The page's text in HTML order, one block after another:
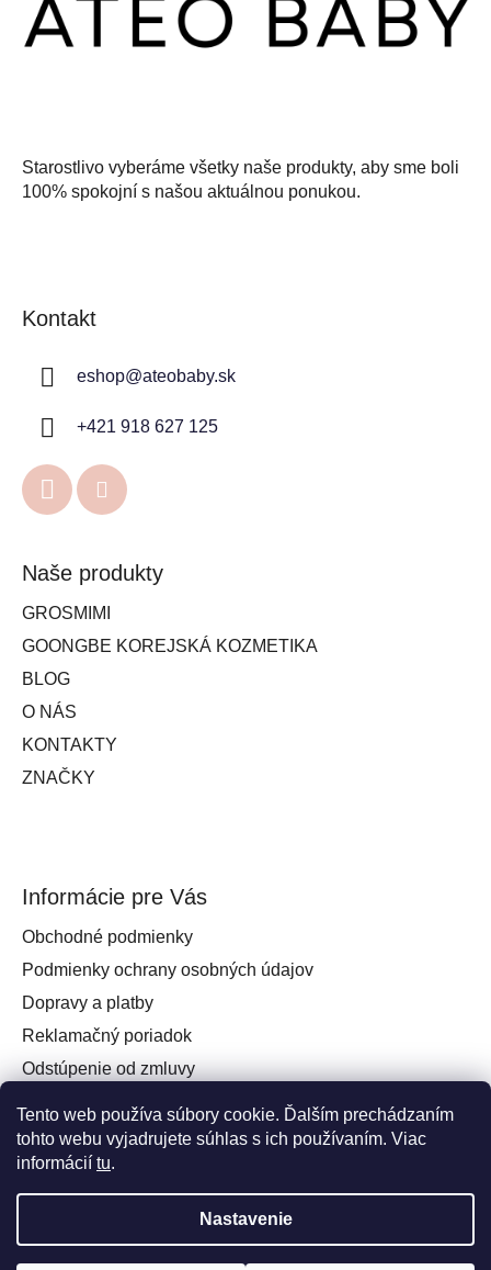
Tento web používa súbory cookie. Ďalším prechádzaním
tohto webu vyjadrujete súhlas s ich používaním. Viac
informácií tu.
Nastavenie
Starostlivo vyberáme všetky naše produkty, aby sme boli
100% spokojní s našou aktuálnou ponukou.
Kontakt
eshop@ateobaby.sk
+421 918 627 125
Naše produkty
GROSMIMI
GOONGBE KOREJSKÁ KOZMETIKA
BLOG
O NÁS
KONTAKTY
ZNAČKY
Informácie pre Vás
Obchodné podmienky
Podmienky ochrany osobných údajov
Dopravy a platby
Reklamačný poriadok
Odstúpenie od zmluvy
Práva spotrebiteľa na odstúpenie od zmluvy
Kontakt